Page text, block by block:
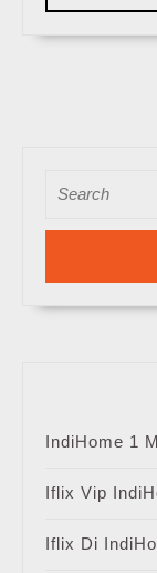
for:
IndiHome 1
Iflix Vip
Iflix Di